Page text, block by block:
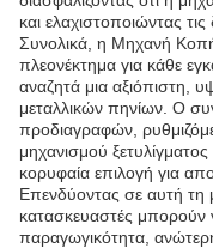
και ελαχιστοποιώντας
Συνολικά, η Μηχανή
πλεονέκτημα για κάθε
αναζητά μια αξιόπιστη,
μεταλλικών πηνίων. Ο
προδιαγραφών,
μηχανισμού
κορυφαία επιλογή για
Επενδύοντας σε αυτή τη
κατασκευαστές μπορούν
παραγωγικότητα,